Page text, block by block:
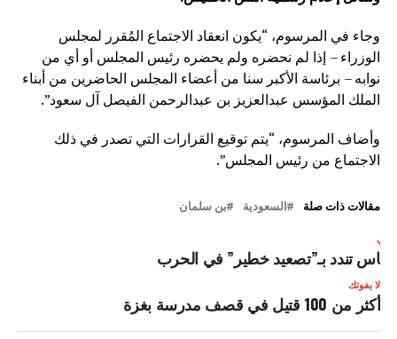
وجاء في المرسوم، “يكون انعقاد الاجتماع المُقرر لمجلس
الوزراء – إذا لم نحضره ولم يحضره رئيس المجلس أو أي من
نوابه – برئاسة الأكبر سنا من أعضاء المجلس الحاضرين من أبناء
الملك المؤسس عبدالعزيز بن عبدالرحمن الفيصل آل سعود”.
وأضاف المرسوم، “يتم توقيع القرارات التي تصدر في ذلك
الاجتماع من رئيس المجلس”.
مقالات ذات صلة السعودية بن سلمان
تندد بـ”تصعيد خطير” في الحرب
لا يفوتك
أكثر من 100 قتيل في قصف مدرسة بغزة